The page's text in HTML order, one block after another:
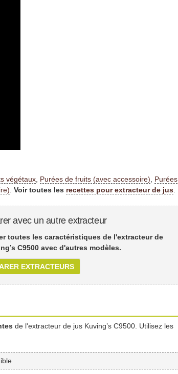
végétaux Purées de fruits (avec accessoire)
Purées
Voir toutes les recettes pour extracteur de jus
avec un autre extracteur
toutes les caractéristiques de l'extracteur de
C9500 avec d'autres modèles.
EXTRACTEURS
de l'extracteur de jus Kuving’s C9500. Utilisez les